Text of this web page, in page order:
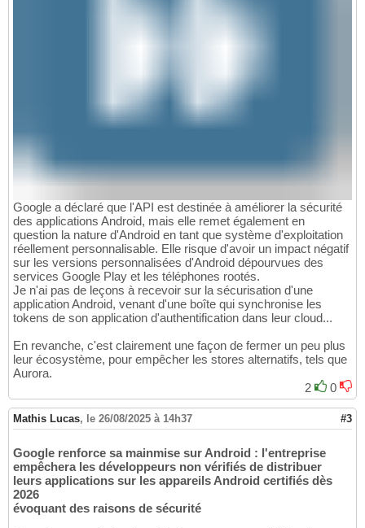
Google a déclaré que l'API est destinée à améliorer la sécurité
des applications Android, mais elle remet également en
question la nature d'Android en tant que système d'exploitation
réellement personnalisable. Elle risque d'avoir un impact négatif
sur les versions personnalisées d'Android dépourvues des
services Google Play et les téléphones rootés.
Je n'ai pas de leçons à recevoir sur la sécurisation d'une
application Android, venant d'une boîte qui synchronise les
tokens de son application d'authentification dans leur cloud...
En revanche, c'est clairement une façon de fermer un peu plus
leur écosystème, pour empêcher les stores alternatifs, tels que
Aurora.
2
0
Mathis Lucas, le 26/08/2025 à 14h37 #3
Google renforce sa mainmise sur Android : l'entreprise
empêchera les développeurs non vérifiés de distribuer
leurs applications sur les appareils Android certifiés dès
2026
évoquant des raisons de sécurité